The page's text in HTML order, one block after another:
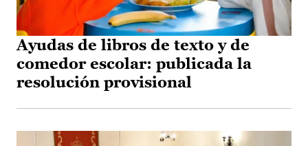
Ayudas de libros de texto y de
comedor escolar: publicada la
resolución provisional